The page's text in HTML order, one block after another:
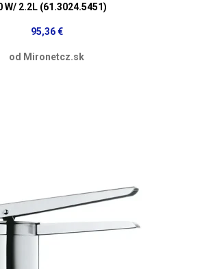
W/ 2.2L (61.3024.5451)
95,36 €
od Mironetcz.sk